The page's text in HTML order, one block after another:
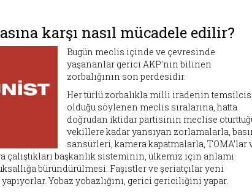
karşı nasıl mücadele edilir?
Bugün meclis içinde ve çevresinde
yaşananlar gerici AKP’nin bilinen
zorbalığının son perdesidir.
Her türlü zorbalıkla milli iradenin
olduğu söylenen meclis sıralarına, hatta
doğrudan iktidar partisinin meclise
vekillere kadar yansıyan zorlamalarla,
sansürleri, kamera kapatmalarla, TOMA’lar
çalıştıkları başkanlık sisteminin, ülkemiz için anlamı
büründürülmesi. Faşistler ve şeriatçılar yeni
Yobaz yobazlığını, gerici gericiliğini yapar.